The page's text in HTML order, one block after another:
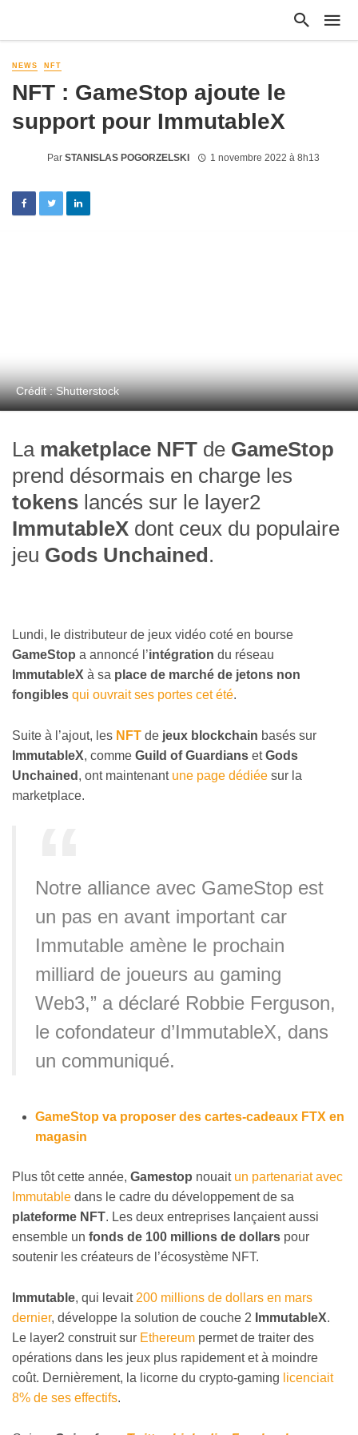
NEWS NFT
NFT : GameStop ajoute le
support pour ImmutableX
Par STANISLAS POGORZELSKI 1 novembre 2022 à 8h13
Crédit : Shutterstock
La maketplace NFT de GameStop
prend désormais en charge les
tokens lancés sur le layer2
ImmutableX dont ceux du populaire
jeu Gods Unchained .
Lundi, le distributeur de jeux vidéo coté en bourse
GameStop a annoncé l’intégration du réseau
ImmutableX à sa place de marché de jetons non
fongibles qui ouvrait ses portes cet été.
Suite à l’ajout, les NFT de jeux blockchain basés sur
ImmutableX, comme Guild of Guardians etGods
Unchained , ont maintenant une page dédiée sur la
marketplace.
Notre alliance avec GameStop est
un pas en avant important car
Immutable amène le prochain
milliard de joueurs au gaming
Web3,” a déclaré Robbie Ferguson,
le cofondateur d’ImmutableX, dans
un communiqué.
GameStop va proposer des cartes-cadeaux FTX en
magasin
Plus tôt cette année, Gamestop nouait un partenariat avec
Immutable dans le cadre du développement de sa
plateforme NFT. Les deux entreprises lançaient aussi
ensemble un fonds de 100 millions de dollars pour
soutenir les créateurs de l’écosystème NFT.
Immutable, qui levait 200 millions de dollars en mars
dernier, développe la solution de couche 2 ImmutableX.
Le layer2 construit sur Ethereum permet de traiter des
opérations dans les jeux plus rapidement et à moindre
coût. Dernièrement, la licorne du crypto-gaming licenciait
8% de ses effectifs.